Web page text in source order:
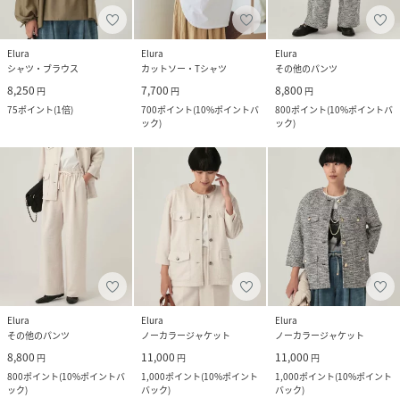
Elura
シャツ・ブラウス
8,250 円
75ポイント(1倍)
Elura
カットソー・Tシャツ
7,700 円
700ポイント(10%ポイントバ
ック)
Elura
その他のパンツ
8,800 円
800ポイント(10%ポイントバ
ック)
Elura
その他のパンツ
8,800 円
800ポイント(10%ポイントバ
ック)
Elura
ノーカラージャケット
11,000 円
1,000ポイント(10%ポイント
バック)
Elura
ノーカラージャケット
11,000 円
1,000ポイント(10%ポイント
バック)